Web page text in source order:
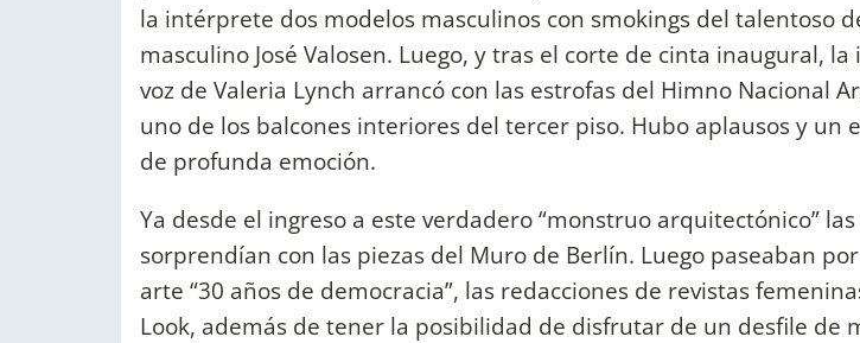
la intérprete dos modelos masculinos con smokings del talentoso
masculino José Valosen. Luego, y tras el corte de cinta inaugural,
voz de Valeria Lynch arrancó con las estrofas del Himno Nacional
uno de los balcones interiores del tercer piso. Hubo aplausos y un
de profunda emoción.
Ya desde el ingreso a este verdadero “monstruo arquitectónico”
sorprendían con las piezas del Muro de Berlín. Luego paseaban
arte “30 años de democracia”, las redacciones de revistas
Look, además de tener la posibilidad de disfrutar de un desfile de